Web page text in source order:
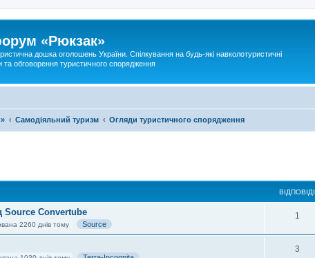
«Рюкзак»
дошка оголошень України. Спілкування на будь-які навколотуристичні
обговорення туристичного спорядження
Самодіяльний туризм Огляди туристичного спорядження
ВІДПОВІДІ
Source Convertube
2260 днів тому Source
1
3